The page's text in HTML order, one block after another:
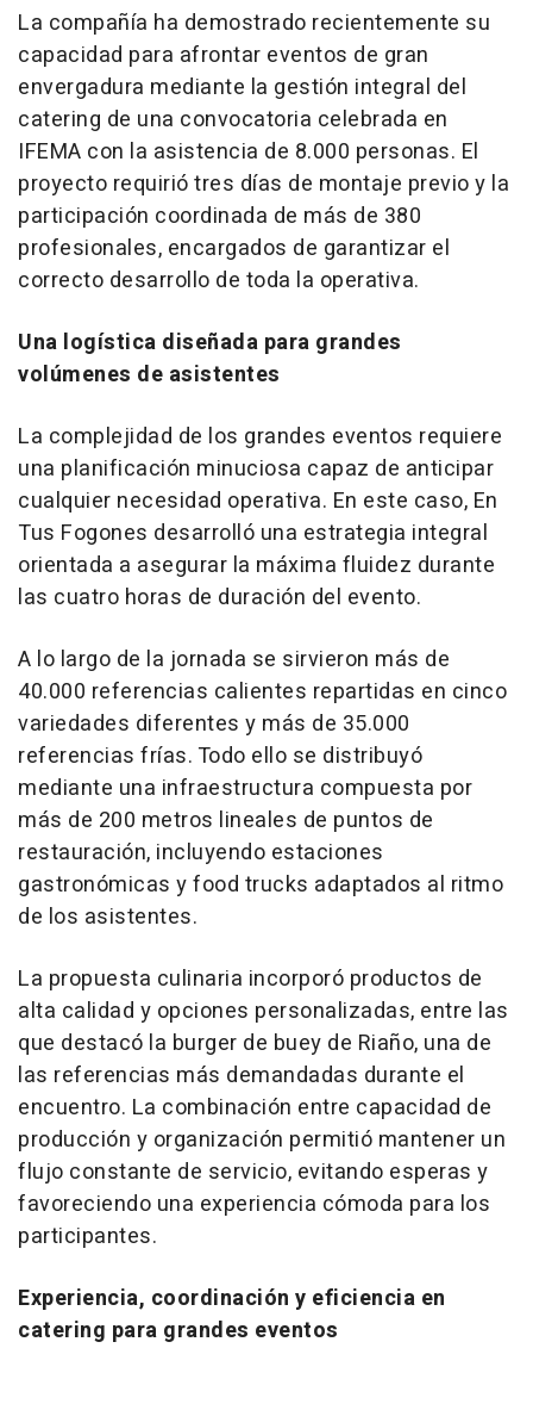
La compañía ha demostrado recientemente su
capacidad para afrontar eventos de gran
envergadura mediante la gestión integral del
catering de una convocatoria celebrada en
IFEMA con la asistencia de 8.000 personas. El
proyecto requirió tres días de montaje previo y la
participación coordinada de más de 380
profesionales, encargados de garantizar el
correcto desarrollo de toda la operativa.
Una logística diseñada para grandes
volúmenes de asistentes
La complejidad de los grandes eventos requiere
una planificación minuciosa capaz de anticipar
cualquier necesidad operativa. En este caso, En
Tus Fogones desarrolló una estrategia integral
orientada a asegurar la máxima fluidez durante
las cuatro horas de duración del evento.
A lo largo de la jornada se sirvieron más de
40.000 referencias calientes repartidas en cinco
variedades diferentes y más de 35.000
referencias frías. Todo ello se distribuyó
mediante una infraestructura compuesta por
más de 200 metros lineales de puntos de
restauración, incluyendo estaciones
gastronómicas y food trucks adaptados al ritmo
de los asistentes.
La propuesta culinaria incorporó productos de
alta calidad y opciones personalizadas, entre las
que destacó la burger de buey de Riaño, una de
las referencias más demandadas durante el
encuentro. La combinación entre capacidad de
producción y organización permitió mantener un
flujo constante de servicio, evitando esperas y
favoreciendo una experiencia cómoda para los
participantes.
Experiencia, coordinación y eficiencia en
catering para grandes eventos